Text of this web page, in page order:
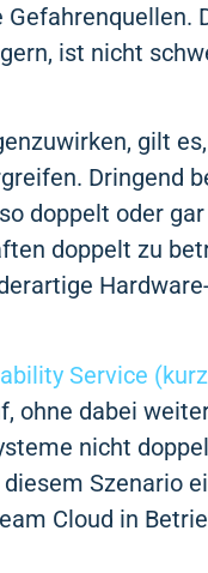
ist nicht
gilt
Dringend
doppelt oder
doppelt zu
Service
ohne dabei
nicht
Szenario
Cloud in